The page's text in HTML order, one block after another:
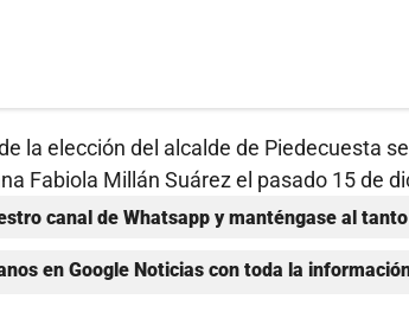
la elección del alcalde de Piedecuesta
Fabiola Millán Suárez el pasado 15 de
canal de Whatsapp y manténgase al
en Google Noticias con toda la